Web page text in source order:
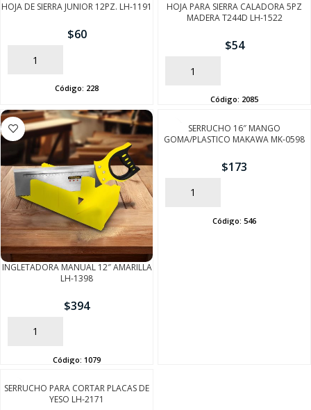
HOJA DE SIERRA JUNIOR 12PZ. LH-1191
$60
AÑADIR
Código: 228
HOJA PARA SIERRA CALADORA 5PZ
MADERA T244D LH-1522
$54
AÑADIR
Código: 2085
INGLETADORA MANUAL 12″ AMARILLA
LH-1398
$394
AÑADIR
Código: 1079
SERRUCHO 16″ MANGO
GOMA/PLASTICO MAKAWA MK-0598
$173
AÑADIR
Código: 546
SERRUCHO PARA CORTAR PLACAS DE
YESO LH-2171
FINALIZÁ TU COMPRA